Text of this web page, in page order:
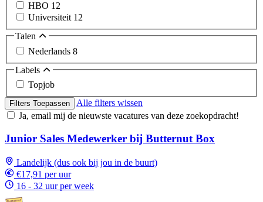
HBO 12
Universiteit 12
Talen
Nederlands 8
Labels
Topjob
Filters Toepassen
Alle filters wissen
Ja, email mij de nieuwste vacatures van deze zoekopdracht!
Junior Sales Medewerker bij Butternut Box
Landelijk (dus ook bij jou in de buurt)
€17,91 per uur
16 - 32 uur per week